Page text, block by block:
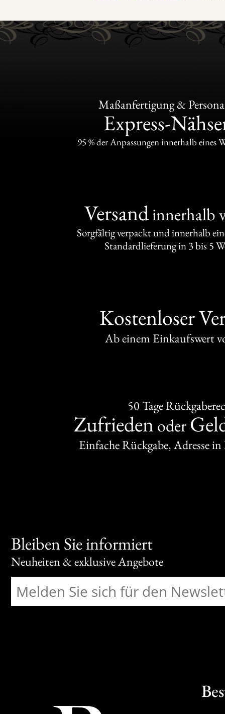
Maßanfertigung &
Express-
95 % der Anpassungen innerhalb eines
Versandinnerhalb
Sorgfältig verpackt und innerhalb
Standardlieferung in 3 bis 5
Kostenloser
Ab einem Einkaufswert
50 Tage
Zufrieden oder
Einfache Rückgabe, Adresse
Bleiben Sie informiert
Neuheiten & exklusive Angebote